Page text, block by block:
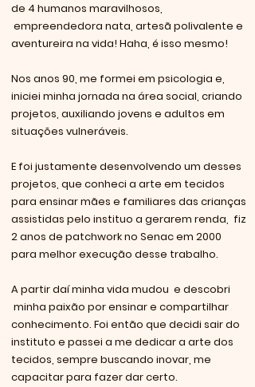
de 4 humanos maravilhosos,
empreendedora nata, artesã polivalente e
aventureira na vida! Haha, é isso mesmo!
Nos anos 90, me formei em psicologia e,
iniciei minha jornada na área social, criando
projetos, auxiliando jovens e adultos em
situações vulneráveis.
E foi justamente desenvolvendo um desses
projetos, que conheci a arte em tecidos
para ensinar mães e familiares das crianças
assistidas pelo instituo a gerarem renda, fiz
2 anos de patchwork no Senac em 2000
para melhor execução desse trabalho.
A partir daí minha vida mudou e descobri
minha paixão por ensinar e compartilhar
conhecimento. Foi então que decidi sair do
instituto e passei a me dedicar a arte dos
tecidos, sempre buscando inovar, me
capacitar para fazer dar certo.